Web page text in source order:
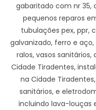
gabaritado com nr 35,
pequenos reparos
tubulações pex, ppr,
galvanizado, ferro e
ralos, vasos
Cidade Tiradentes,
na Cidade
sanitários, e
incluindo lava-louças